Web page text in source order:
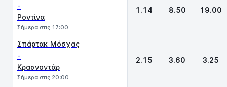
-
Ροντίνα
Σήμερα στις 17:00
1.14 8.50 19.00
Σπάρτακ Μόσχας
-
Κρασνοντάρ
Σήμερα στις 20:00
2.15 3.60 3.25